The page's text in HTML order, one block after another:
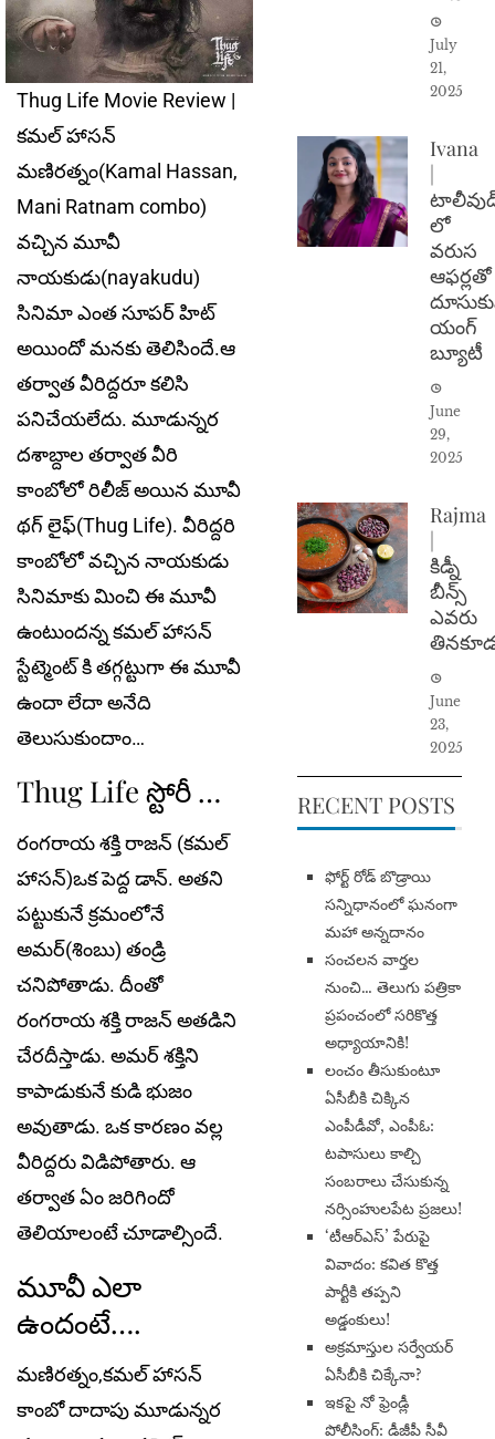
Thug Life Movie Review |
కమల్ హాసన్
మణిరత్నం(Kamal Hassan,
Mani Ratnam combo)
వచ్చిన మూవీ
నాయకుడు(nayakudu)
సినిమా ఎంత సూపర్ హిట్
అయిందో మనకు తెలిసిందే.ఆ
తర్వాత వీరిద్దరూ కలిసి
పనిచేయలేదు. మూడున్నర
దశాబ్దాల తర్వాత వీరి
కాంబోలో రిలీజ్ అయిన మూవీ
థగ్ లైఫ్(Thug Life). వీరిద్దరి
కాంబోలో వచ్చిన నాయకుడు
సినిమాకు మించి ఈ మూవీ
ఉంటుందన్న కమల్ హాసన్
స్టేట్మెంట్ కి తగ్గట్టుగా ఈ మూవీ
ఉందా లేదా అనేది
తెలుసుకుందాం…
Thug Life స్టోరీ …
రంగరాయ శక్తి రాజన్ (కమల్
హాసన్)ఒక పెద్ద డాన్. అతని
పట్టుకునే క్రమంలోనే
అమర్(శింబు) తండ్రి
చనిపోతాడు. దీంతో
రంగరాయ శక్తి రాజన్ అతడిని
చేరదీస్తాడు. అమర్ శక్తిని
కాపాడుకునే కుడి భుజం
అవుతాడు. ఒక కారణం వల్ల
వీరిద్దరు విడిపోతారు. ఆ
తర్వాత ఏం జరిగిందో
తెలియాలంటే చూడాల్సిందే.
మూవీ ఎలా
ఉందంటే….
మణిరత్నం,కమల్ హాసన్
కాంబో దాదాపు మూడున్నర
July
21,
2025
Ivana
|
లో
వరుస
ఆఫర్లతో
యంగ్
బ్యూటీ
June
29,
2025
Rajma
|
కిడ్నీ
బీన్స్
ఎవరు
June
23,
2025
RECENT POSTS
​ఫోర్ట్ రోడ్ బొడ్రాయి
సన్నిధానంలో ఘనంగా
మహా అన్నదానం
సంచలన వార్తల
నుంచి… తెలుగు పత్రికా
ప్రపంచంలో సరికొత్త
అధ్యాయానికి!
​లంచం తీసుకుంటూ
ఏసీబీకి చిక్కిన
ఎంపీడీవో, ఎంపీఓ:
టపాసులు కాల్చి
సంబరాలు చేసుకున్న
నర్సింహులపేట ప్రజలు!
‘టీఆర్ఎస్’ పేరుపై
వివాదం: కవిత కొత్త
పార్టీకి తప్పని
అడ్డంకులు!
అక్రమాస్తుల సర్వేయర్
ఏసీబీకి చిక్కేనా?
ఇకపై నో ఫ్రెండ్లీ
పోలీసింగ్: డీజీపీ సీవీ